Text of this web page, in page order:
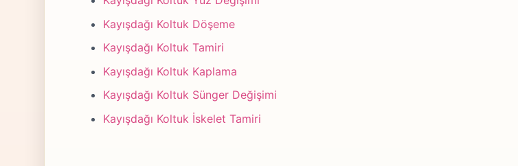
Kayışdağı Koltuk Döşeme
Kayışdağı Koltuk Tamiri
Kayışdağı Koltuk Kaplama
Kayışdağı Koltuk Sünger Değişimi
Kayışdağı Koltuk İskelet Tamiri